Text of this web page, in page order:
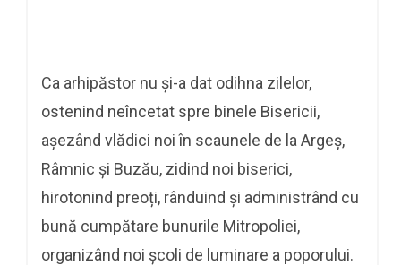
Ca arhipăstor nu și-a dat odihna zilelor,
ostenind neîncetat spre binele Bisericii,
așezând vlădici noi în scaunele de la Argeș,
Râmnic și Buzău, zidind noi biserici,
hirotonind preoți, rânduind și administrând cu
bună cumpătare bunurile Mitropoliei,
organizând noi școli de luminare a poporului.